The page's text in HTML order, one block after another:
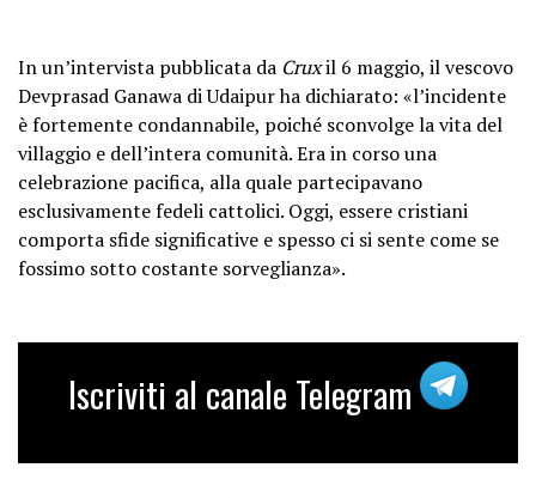
In un’intervista pubblicata da Cruxil 6 maggio, il vescovo
Devprasad Ganawa di Udaipur ha dichiarato: «l’incidente
è fortemente condannabile, poiché sconvolge la vita del
villaggio e dell’intera comunità. Era in corso una
celebrazione pacifica, alla quale partecipavano
esclusivamente fedeli cattolici. Oggi, essere cristiani
comporta sfide significative e spesso ci si sente come se
fossimo sotto costante sorveglianza».
Iscriviti al canale Telegram